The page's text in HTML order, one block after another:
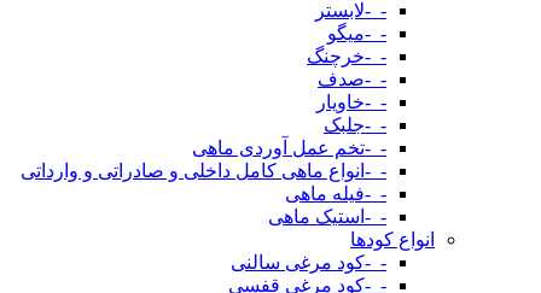
-_-لابستر
-_-میگو
-_-خرچنگ
-_-صدف
-_-خاویار
-_-جلبک
-_-تخم عمل آوردی ماهی
-_-انواع ماهی کامل داخلی و صادراتی و وارداتی
-_-فیله ماهی
-_-استیک ماهی
انواع کودها
-_-کود مرغی سالنی
-_-کود مرغی قفسی